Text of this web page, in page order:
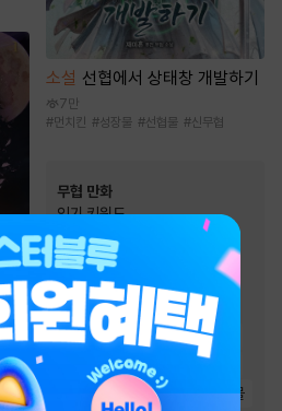
소설 선협에서 상태창 개발하기
7만
#먼치킨 #성장물 #선협물 #신무협
무협 만화
인기 키워드
#역사/시대물
#무림맹
# 천하제일인 #
복수
2024 정액제 무협 #마교
2025 정액제 무협 #소림
죽음/살인 #천마 #환생물